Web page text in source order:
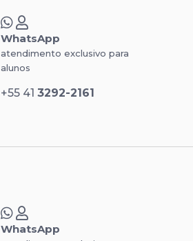
WhatsApp
atendimento exclusivo para
alunos
+55 41 3292-2161
WhatsApp